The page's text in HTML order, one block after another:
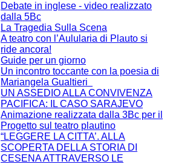
Debate in inglese - video realizzato
dalla 5Bc
La Tragedia Sulla Scena
A teatro con l’Aulularia di Plauto si
ride ancora!
Guide per un giorno
Un incontro toccante con la poesia di
Mariangela Gualtieri
UN ASSEDIO ALLA CONVIVENZA
PACIFICA: IL CASO SARAJEVO
Animazione realizzata dalla 3Bc per il
Progetto sul teatro plautino
“LEGGERE LA CITTA’. ALLA
SCOPERTA DELLA STORIA DI
CESENA ATTRAVERSO LE